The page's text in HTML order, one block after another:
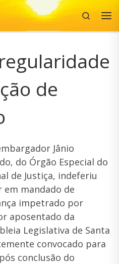
Search
de
Jânio
do Órgão Especial do
de Justiça, indeferiu
em mandado de
impetrado por
aposentado da
Legislativa de Santa
convocado para
conclusão do